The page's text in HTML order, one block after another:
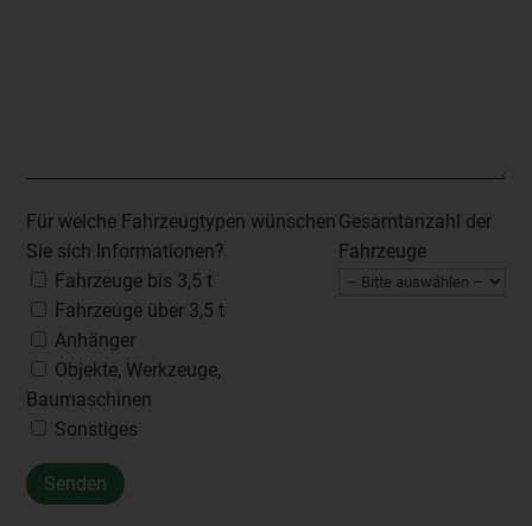
Für welche Fahrzeugtypen wünschen
Sie sich Informationen?
Fahrzeuge bis 3,5 t
Fahrzeuge über 3,5 t
Anhänger
Objekte, Werkzeuge,
Baumaschinen
Sonstiges
Gesamtanzahl der
Fahrzeuge